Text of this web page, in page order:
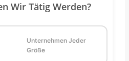
Wir Tätig Werden?
Unternehmen Jeder
Größe